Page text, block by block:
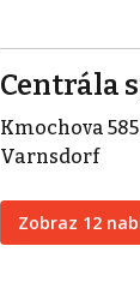
Centrála
Kmochova 585
Varnsdorf
Zobraz 12